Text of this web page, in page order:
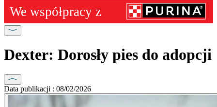
Dexter: Dorosły pies do adopcji
Data publikacji : 08/02/2026